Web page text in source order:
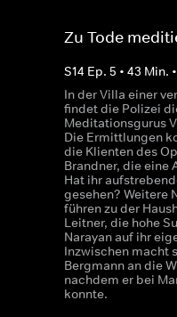
Zu Tode
S14 Ep. 5 • 43 Min. •
In der Villa einer
findet die Polizei
Meditationsgurus
Die Ermittlungen
die Klienten des
Brandner, die eine
Hat ihr
gesehen? Weitere
führen zu der
Leitner, die hohe
Narayan auf ihr
Inzwischen macht
Bergmann an die
nachdem er bei
konnte.